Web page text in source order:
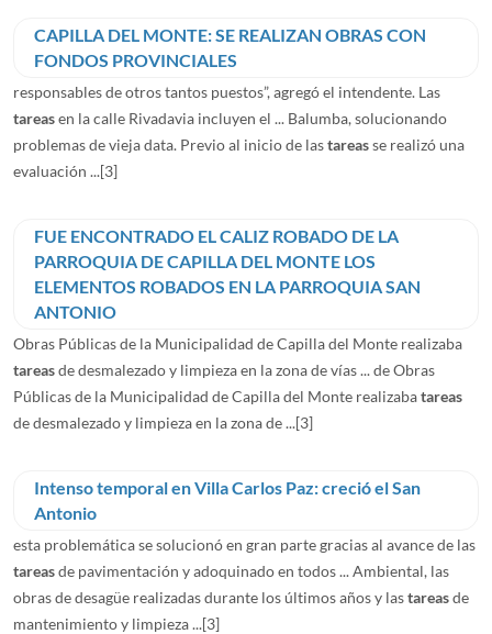
CAPILLA DEL MONTE: SE REALIZAN OBRAS CON
FONDOS PROVINCIALES
responsables de otros tantos puestos”, agregó el intendente. Las
tareasen la calle Rivadavia incluyen el ... Balumba, solucionando
problemas de vieja data. Previo al inicio de lastareasse realizó una
evaluación ...[3]
FUE ENCONTRADO EL CALIZ ROBADO DE LA
PARROQUIA DE CAPILLA DEL MONTE LOS
ELEMENTOS ROBADOS EN LA PARROQUIA SAN
ANTONIO
Obras Públicas de la Municipalidad de Capilla del Monte realizaba
tareasde desmalezado y limpieza en la zona de vías ... de Obras
Públicas de la Municipalidad de Capilla del Monte realizabatareas
de desmalezado y limpieza en la zona de ...[3]
Intenso temporal en Villa Carlos Paz: creció el San
Antonio
esta problemática se solucionó en gran parte gracias al avance de las
tareasde pavimentación y adoquinado en todos ... Ambiental, las
obras de desagüe realizadas durante los últimos años y lastareasde
mantenimiento y limpieza ...[3]